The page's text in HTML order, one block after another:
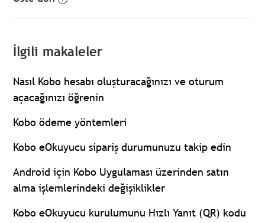
İlgili makaleler
Nasıl Kobo hesabı oluşturacağınızı ve oturum
açacağınızı öğrenin
Kobo ödeme yöntemleri
Kobo eOkuyucu sipariş durumunuzu takip edin
Android için Kobo Uygulaması üzerinden satın
alma işlemlerindeki değişiklikler
Kobo eOkuyucu kurulumunu Hızlı Yanıt (QR) kodu